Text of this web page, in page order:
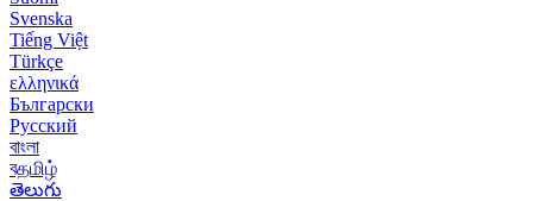
Svenska
Tiếng Việt
Türkçe
ελληνικά
Български
Русский
বাংলা
বதமிழ்
తెలుగు